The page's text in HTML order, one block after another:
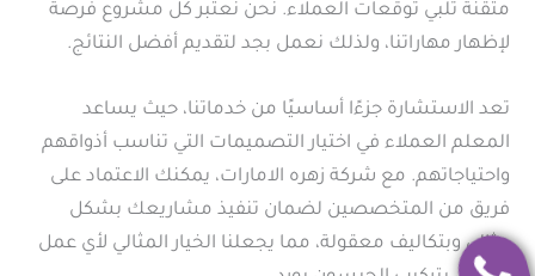
متقنة تلبي توقعات العملاء. نحن نعتبر كل مشروع فرصة
لإظهار مهاراتنا، ولذلك نعمل بجد لتقديم أفضل النتائج.
تعد الاستشارة جزءًا أساسيًا من خدماتنا، حيث يساعد
المعلم العملاء في اختيار التصميمات التي تناسب أذواقهم
واحتياجاتهم. مع شركة زهره الامارات، يمكنك الاعتماد على
فريق من المتخصصين لضمان تنفيذ مشاريعك بشكل
مثالي وبتكاليف معقولة، مما يجعلنا الخيار المثالي لأي عمل